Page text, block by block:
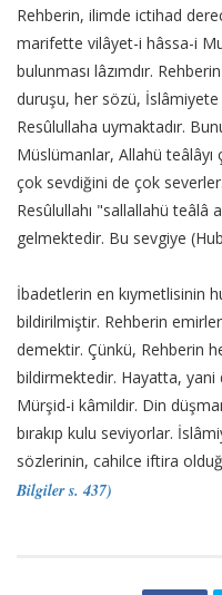
Rehberin, ilimde ictihad
marifette vilâyet-i hâssa-i
bulunması lâzımdır.
duruşu, her sözü,
Resûlullaha uymaktadır.
Müslümanlar, Allahü teâlâyı
çok sevdiğini de çok
Resûlullahı "sallallahü teâlâ
gelmektedir. Bu sevgiye
İbadetlerin en kıymetlisinin
bildirilmiştir. Rehberin
demektir. Çünkü, Rehberin
bildirmektedir. Hayatta, yani
Mürşid-i kâmildir. Din
bırakıp kulu seviyorlar.
sözlerinin, cahilce iftira
Bilgiler s. 437)